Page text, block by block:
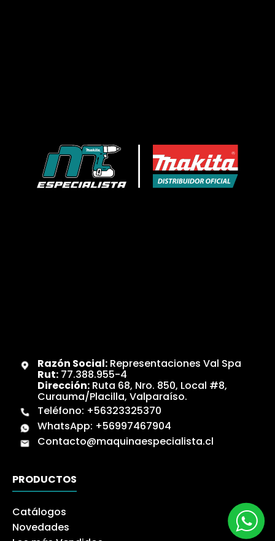
Razón Social:Representaciones Val Spa
Rut:77.388.955-4
Dirección:Ruta 68, Nro. 850, Local #8,
Curauma/Placilla, Valparaíso.
Teléfono: +56323325370
WhatsApp: +56997467904
Contacto@maquinaespecialista.cl
PRODUCTOS
Catálogos
Novedades